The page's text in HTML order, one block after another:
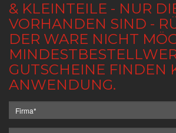
& KLEINTEILE - NUR
VORHANDEN SIND -
DER WARE NICHT
GUTSCHEINE FINDEN
ANWENDUNG.